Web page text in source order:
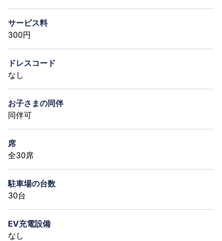
サービス料
300円
ドレスコード
なし
お子さまの同伴
同伴可
席
全30席
駐車場の台数
30台
EV充電設備
なし